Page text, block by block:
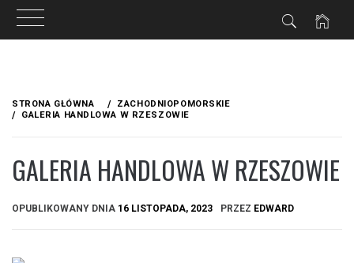
treści
STRONA GŁÓWNA
ZACHODNIOPOMORSKIE
GALERIA HANDLOWA W RZESZOWIE
GALERIA HANDLOWA W RZESZOWIE
OPUBLIKOWANY DNIA 16 LISTOPADA, 2023 PRZEZ EDWARD